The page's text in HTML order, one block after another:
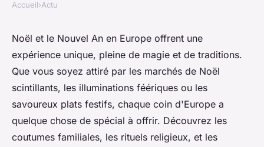
Découvrir le noël et le nouvel
an en Europe: lieux et
traditions
admin•23 juillet 2024•7 min de lecture
Accueil›Actu
Noël et le Nouvel An en Europe offrent une
expérience unique, pleine de magie et de traditions.
Que vous soyez attiré par les marchés de Noël
scintillants, les illuminations féériques ou les
savoureux plats festifs, chaque coin d'Europe a
quelque chose de spécial à offrir. Découvrez les
coutumes familiales, les rituels religieux, et les